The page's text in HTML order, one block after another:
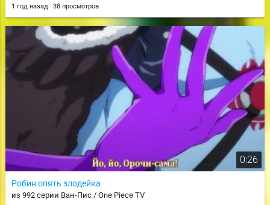
1 год назад 38 просмотров
0:26
Робин опять злодейка
из 992 серии Ван-Пис / One Piece TV